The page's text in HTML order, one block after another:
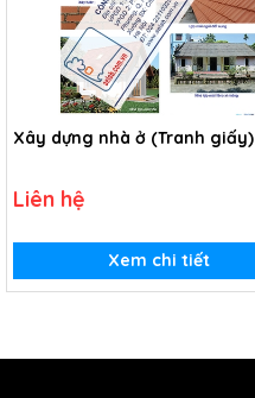
Xây dựng nhà ở (Tranh giấy)
Liên hệ
Xem chi tiết